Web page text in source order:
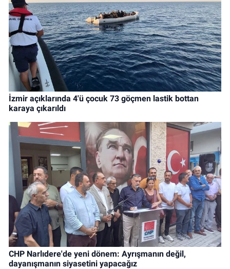
İzmir açıklarında 4'ü çocuk 73 göçmen lastik bottan
karaya çıkarıldı
CHP Narlıdere'de yeni dönem: Ayrışmanın değil,
dayanışmanın siyasetini yapacağız